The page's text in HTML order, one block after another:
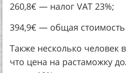
260,8€ — налог VAT 23%;
394,9€ — общая стоимость
Также несколько человек
что цена на растаможку